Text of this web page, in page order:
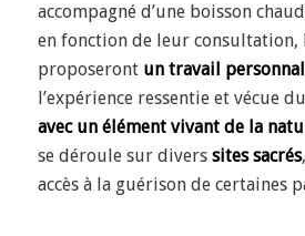
accompagné d’une boisson
en fonction de leur consultation,
proposeront un travail
l’expérience ressentie et vécue
avec un élément vivant de la
se déroule sur divers sites sacrés
accès à la guérison de certaines